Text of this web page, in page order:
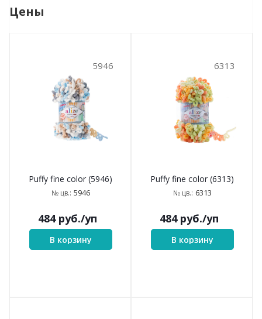
Цены
5946
Puffy fine color (5946)
№ цв.: 5946
484руб./уп
В корзину
6313
Puffy fine color (6313)
№ цв.: 6313
484руб./уп
В корзину